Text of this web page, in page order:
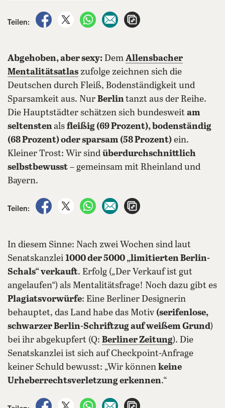
Teilen:
auf Facebook teilen
auf X teilenper WhatsApp teilen
per E-Mail teilen
Abgehoben, aber sexy: Dem Allensbacher
Mentalitätsatlas zufolge zeichnen sich die
Deutschen durch Fleiß, Bodenständigkeit und
Sparsamkeit aus. Nur Berlintanzt aus der Reihe.
Die Hauptstädter schätzen sich bundesweit am
seltenstenals fleißig (69 Prozent), bodenständig
(68 Prozent) oder sparsam (58 Prozent) ein.
Kleiner Trost: Wir sind überdurchschnittlich
selbstbewusst – gemeinsam mit Rheinland und
Bayern.
Teilen:
auf Facebook teilen
auf X teilenper WhatsApp teilen
per E-Mail teilen
In diesem Sinne: Nach zwei Wochen sind laut
Senatskanzlei 1000 der 5000 „limitierten Berlin-
Schals“ verkauft. Erfolg („Der Verkauf ist gut
angelaufen“) als Mentalitätsfrage! Noch dazu gibt es
Plagiatsvorwürfe: Eine Berliner Designerin
behauptet, das Land habe das Motiv (serifenlose,
schwarzer Berlin-Schriftzug auf weißem Grund)
bei ihr abgekupfert (Q: Berliner Zeitung). Die
Senatskanzlei ist sich auf Checkpoint-Anfrage
keiner Schuld bewusst: „Wir können keine
Urheberrechtsverletzung erkennen.“
auf Facebook teilen
auf X teilenper WhatsApp teilen
per E-Mail teilen